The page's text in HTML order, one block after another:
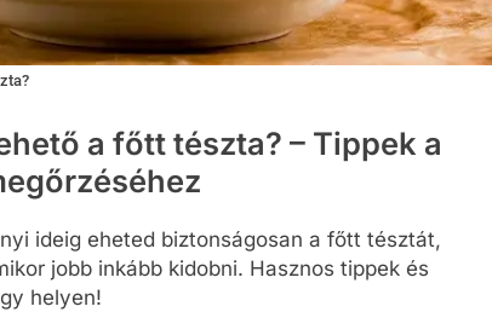
a főtt tészta? – Tippek a
ideig eheted biztonságosan a főtt tésztát,
jobb inkább kidobni. Hasznos tippek és
helyen!